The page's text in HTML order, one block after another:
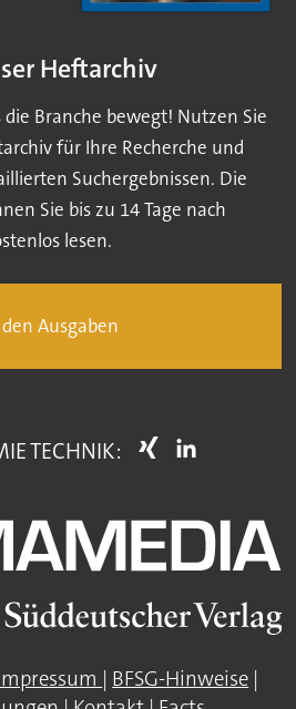
Heftarchiv
die Branche bewegt! Nutzen Sie
für Ihre Recherche und
Suchergebnissen. Die
Sie bis zu 14 Tage nach
lesen.
Ausgaben
TECHNIK:
| BFSG-Hinweise |